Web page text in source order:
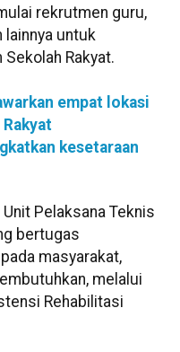
rekrutmen guru,
lainnya untuk
Rakyat.
empat lokasi
kesetaraan
Pelaksana Teknis
bertugas
masyarakat,
melalui
Rehabilitasi